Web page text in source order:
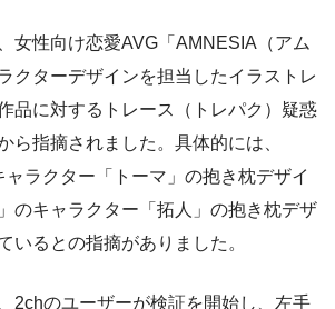
女性向け恋愛AVG「AMNESIA（アム
クターデザインを担当したイラストレ
品に対するトレース（トレパク）疑惑
ら指摘されました。具体的には、
ャラクター「トーマ」の抱き枕デザイ
のキャラクター「拓人」の抱き枕デザ
いるとの指摘がありました。
2chのユーザーが検証を開始し、左手